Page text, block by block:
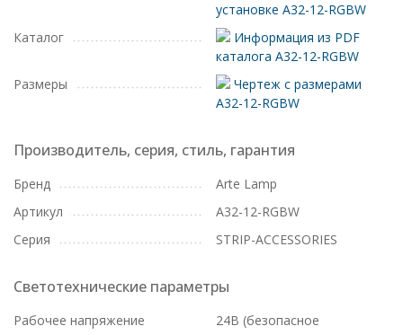
установке A32-12-RGBW
Каталог
Информация из PDF
каталога A32-12-RGBW
Размеры
Чертеж с размерами
A32-12-RGBW
Производитель, серия, стиль, гарантия
Бренд
Arte Lamp
Артикул
A32-12-RGBW
Серия
STRIP-ACCESSORIES
Светотехнические параметры
Рабочее напряжение
24В (безопасное